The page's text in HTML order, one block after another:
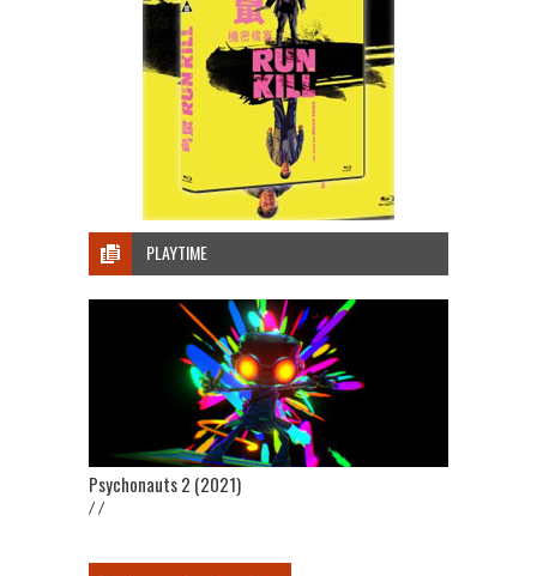
PLAYTIME
Psychonauts 2 (2021)
/ /